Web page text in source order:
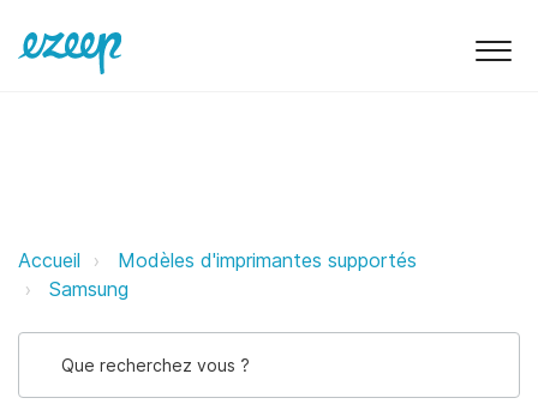
Samsung ezeep Support Support
Accueil
Modèles d'imprimantes supportés
Samsung